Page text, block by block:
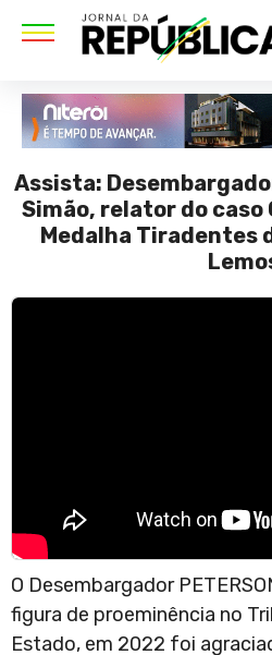
Assista:
Simão, relator do caso
Medalha Tiradentes
O Desembargador
figura de proeminência no
Estado, em 2022 foi